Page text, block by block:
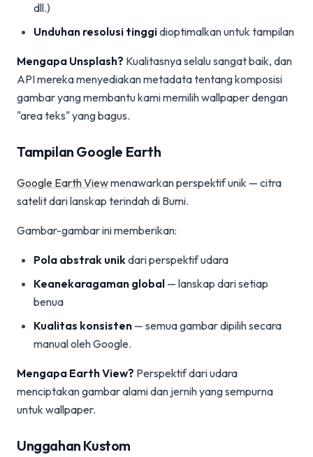
dll.)
Unduhan resolusi tinggidioptimalkan untuk tampilan
Mengapa Unsplash? Kualitasnya selalu sangat baik, dan
API mereka menyediakan metadata tentang komposisi
gambar yang membantu kami memilih wallpaper dengan
"area teks" yang bagus.
Tampilan Google Earth
Google Earth Viewmenawarkan perspektif unik — citra
satelit dari lanskap terindah di Bumi.
Gambar-gambar ini memberikan:
Pola abstrak unikdari perspektif udara
Keanekaragaman global — lanskap dari setiap
benua
Kualitas konsisten — semua gambar dipilih secara
manual oleh Google.
Mengapa Earth View? Perspektif dari udara
menciptakan gambar alami dan jernih yang sempurna
untuk wallpaper.
Unggahan Kustom